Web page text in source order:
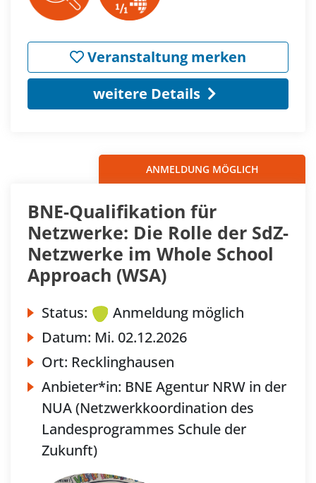
Veranstaltung merken
weitere Details
ANMELDUNG MÖGLICH
BNE-Qualifikation für
Netzwerke: Die Rolle der SdZ-
Netzwerke im Whole School
Approach (WSA)
Status:
Anmeldung möglich
Datum: Mi. 02.12.2026
Ort: Recklinghausen
Anbieter*in: BNE Agentur NRW in der
NUA (Netzwerkkoordination des
Landesprogrammes Schule der
Zukunft)